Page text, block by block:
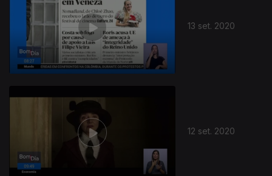
13 set. 2020
12 set. 2020